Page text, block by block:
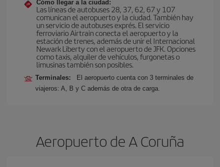
Cómo llegar a la ciudad:
Las líneas de autobuses 28, 37, 62, 67 y 107
comunican el aeropuerto y la ciudad. También hay
un servicio de autobuses exprés. El servicio
ferroviario Airtrain conecta el aeropuerto y la
estación de trenes, además de unir el Internacional
Newark Liberty con el aeropuerto de JFK. Opciones
como taxis, alquiler de vehículos, furgonetas o
limusinas también son posibles.
Terminales:
El aeropuerto cuenta con 3 terminales de
viajeros: A, B y C además de otra de carga.
Aeropuerto de A Coruña